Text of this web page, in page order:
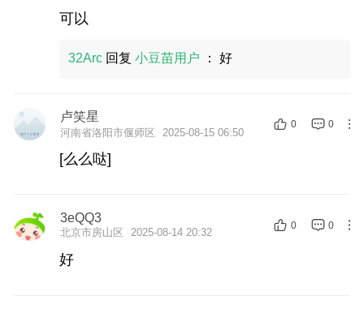
可以
32Arc 回复 小豆苗用户 ： 好
卢笑星
河南省洛阳市偃师区 2025-08-15 06:50
0 0
[么么哒]
3eQQ3
北京市房山区 2025-08-14 20:32
0 0
好